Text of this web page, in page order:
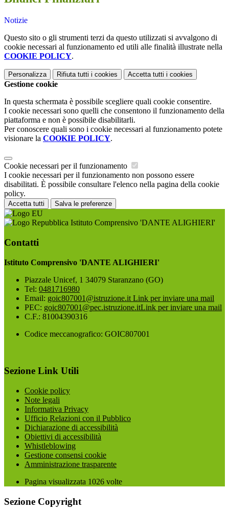
Notizie
Questo sito o gli strumenti terzi da questo utilizzati si avvalgono di
cookie necessari al funzionamento ed utili alle finalità illustrate nella
COOKIE POLICY.
Personalizza Rifiuta tutti i cookies Accetta tutti i cookies
Gestione cookie
In questa schermata è possibile scegliere quali cookie consentire.
I cookie necessari sono quelli che consentono il funzionamento della
piattaforma e non è possibile disabilitarli.
Per conoscere quali sono i cookie necessari al funzionamento potete
visionare la COOKIE POLICY.
Cookie necessari per il funzionamento
I cookie necessari per il funzionamento non possono essere
disabilitati. È possibile consultare l'elenco nella pagina della cookie
policy.
Accetta tutti Salva le preferenze
Istituto Comprensivo 'DANTE ALIGHIERI'
Contatti
Istituto Comprensivo 'DANTE ALIGHIERI'
Piazzale Unicef, 1 34079 Staranzano (GO)
Tel: 0481716980
Email: goic807001@istruzione.it Link per inviare una mail
PEC: goic807001@pec.istruzione.itLink per inviare una mail
C.F.: 81004390316
Codice meccanografico: GOIC807001
Sezione Link Utili
Cookie policy
Note legali
Informativa Privacy
Ufficio Relazioni con il Pubblico
Dichiarazione di accessibilità
Obiettivi di accessibilità
Whistleblowing
Gestione consensi cookie
Amministrazione trasparente
Pagina visualizzata 1026 volte
Sezione Copyright